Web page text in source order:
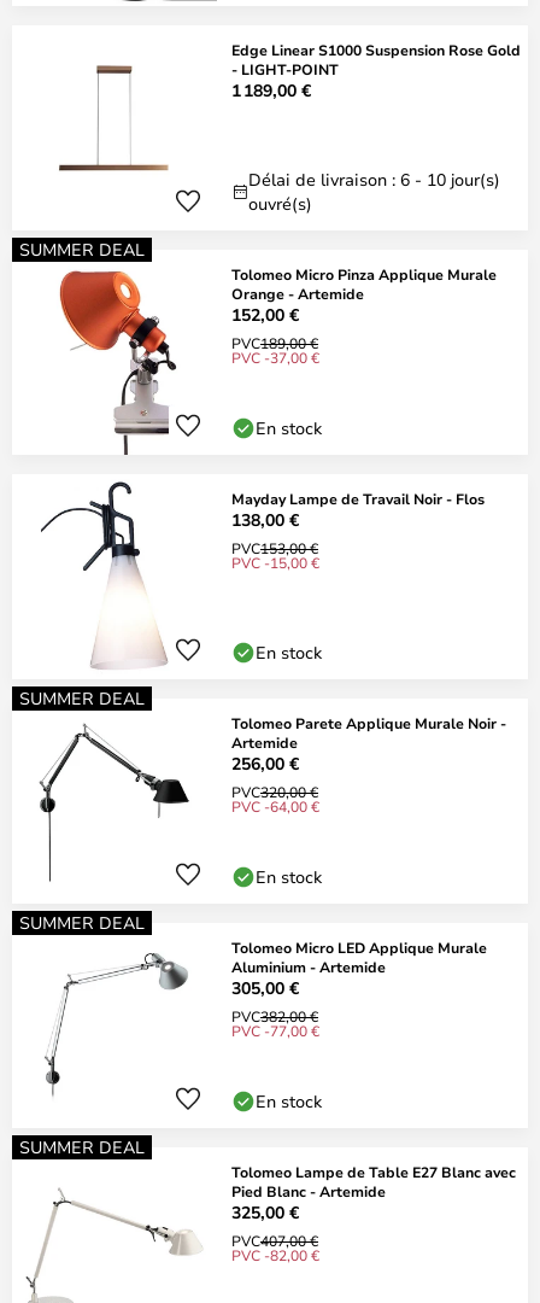
Edge Linear S1000 Suspension Rose Gold
- LIGHT-POINT
1 189,00 €
Délai de livraison : 6 - 10 jour(s)
ouvré(s)
SUMMER DEAL
Tolomeo Micro Pinza Applique Murale
Orange - Artemide
152,00 €
PVC189,00 €
PVC -37,00 €
En stock
Mayday Lampe de Travail Noir - Flos
138,00 €
PVC153,00 €
PVC -15,00 €
En stock
SUMMER DEAL
Tolomeo Parete Applique Murale Noir -
Artemide
256,00 €
PVC320,00 €
PVC -64,00 €
En stock
SUMMER DEAL
Tolomeo Micro LED Applique Murale
Aluminium - Artemide
305,00 €
PVC382,00 €
PVC -77,00 €
En stock
SUMMER DEAL
Tolomeo Lampe de Table E27 Blanc avec
Pied Blanc - Artemide
325,00 €
PVC407,00 €
PVC -82,00 €